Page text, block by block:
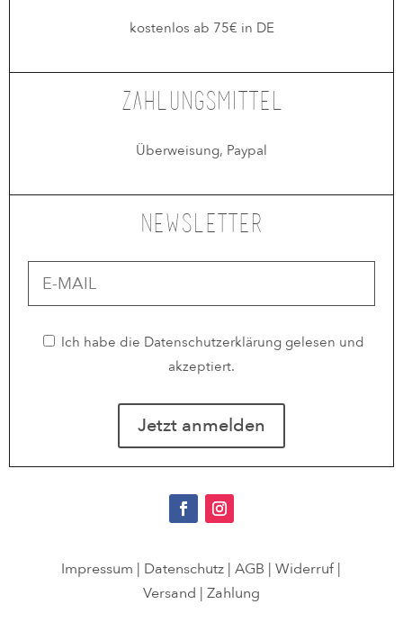
kostenlos ab 75€ in DE
Zahlungsmittel
Überweisung, Paypal
Newsletter
Ich habe die Datenschutzerklärunggelesen und
akzeptiert.
Impressum | Datenschutz |AGB |Widerruf |
Versand | Zahlung